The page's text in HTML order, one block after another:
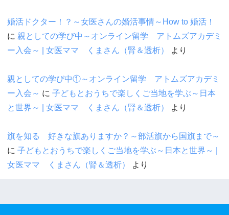
婚活ドクター！？～女医さんの婚活事情～How to 婚活！
に 親としての学び中～オンライン留学 アトムズアカデミ
ー入会～ | 女医ママ くまさん（腎＆透析）
より
親としての学び中①～オンライン留学 アトムズアカデミ
ー入会～ に 子どもとおうちで楽しくご当地を学ぶ～日本
と世界～ | 女医ママ くまさん（腎＆透析）
より
旗を知る 好きな旗ありますか？～部活旗から国旗まで～
に 子どもとおうちで楽しくご当地を学ぶ～日本と世界～ |
女医ママ くまさん（腎＆透析）
より